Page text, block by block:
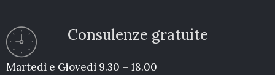
Consulenze gratuite
Martedì e Giovedì 9.30 – 18.00